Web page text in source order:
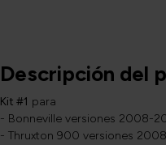
Descripción del
Kit #1 para
- Bonneville versiones 2008-
- Thruxton 900 versiones